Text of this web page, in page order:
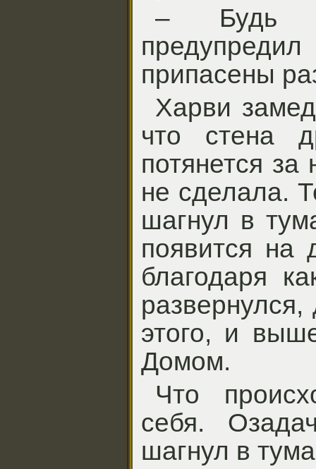
– Будь
припасены
Харви
что стена
потянется
не сделала.
шагнул в
появится на
благодаря
этого, и
Домом.
Что
себя.
шагнул в